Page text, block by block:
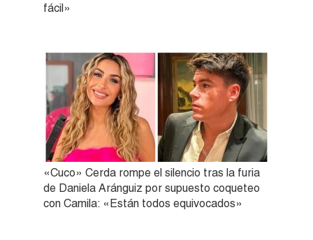
fácil»
«Cuco» Cerda rompe el silencio tras la furia
de Daniela Aránguiz por supuesto coqueteo
con Camila: «Están todos equivocados»